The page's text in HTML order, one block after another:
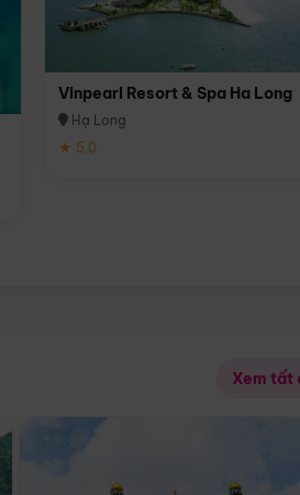
Vinpearl Resort & Spa Ha Long
Hạ Long
★ 5.0
Xem tất